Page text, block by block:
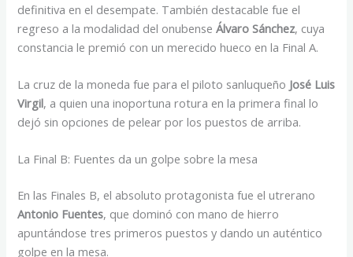
definitiva en el desempate. También destacable fue el
regreso a la modalidad del onubenseÁlvaro Sánchez, cuya
constancia le premió con un merecido hueco en la Final A.
La cruz de la moneda fue para el piloto sanluqueño José Luis
Virgil, a quien una inoportuna rotura en la primera final lo
dejó sin opciones de pelear por los puestos de arriba.
La Final B: Fuentes da un golpe sobre la mesa
En las Finales B, el absoluto protagonista fue el utrerano
Antonio Fuentes, que dominó con mano de hierro
apuntándose tres primeros puestos y dando un auténtico
golpe en la mesa.